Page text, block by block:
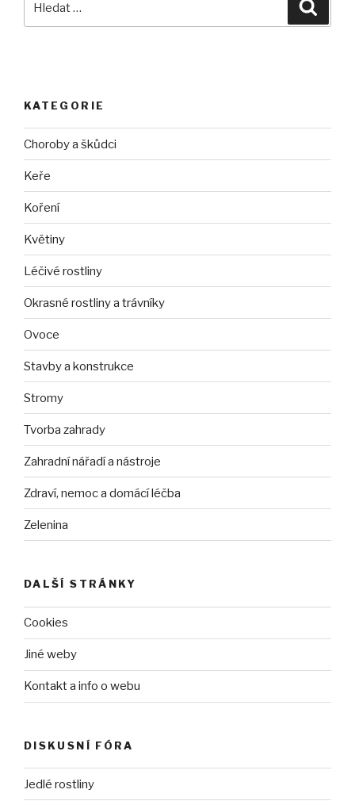
KATEGORIE
Choroby a škůdci
Keře
Koření
Květiny
Léčivé rostliny
Okrasné rostliny a trávníky
Ovoce
Stavby a konstrukce
Stromy
Tvorba zahrady
Zahradní nářadí a nástroje
Zdraví, nemoc a domácí léčba
Zelenina
DALŠÍ STRÁNKY
Cookies
Jiné weby
Kontakt a info o webu
DISKUSNÍ FÓRA
Jedlé rostliny